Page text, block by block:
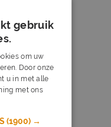
gebruik
om uw
Door onze
u in met alle
met ons
(1900) →